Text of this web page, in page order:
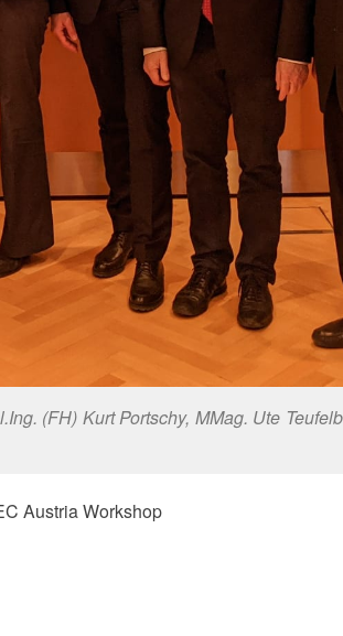
(FH) Kurt Portschy, MMag. Ute
Austria Workshop